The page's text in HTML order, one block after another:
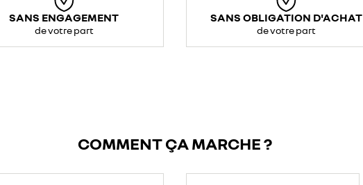
SANS ENGAGEMENT
de votre part
SANS OBLIGATION D'ACHAT
de votre part
COMMENT ÇA MARCHE ?